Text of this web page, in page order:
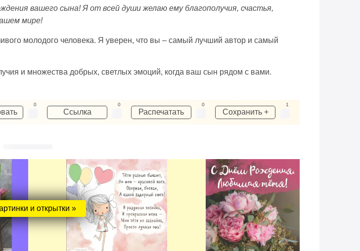
вашего сына! Я от всей души желаю ему благополучия, счастья,
мире!
молодого человека. Я уверен, что вы – самый лучший автор и самый
и множества добрых, светлых эмоций, когда ваш сын рядом с вами.
0
Ссылка
0
Распечатать
0
Сохранить +
1
и открытки »